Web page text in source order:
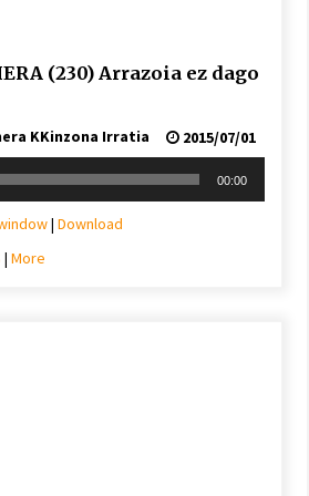
(230) Arrazoia ez dago
KKinzona Irratia
2015/07/01
00:00
| Download
| More